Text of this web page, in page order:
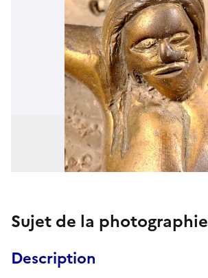
Sujet de la photographie
Description